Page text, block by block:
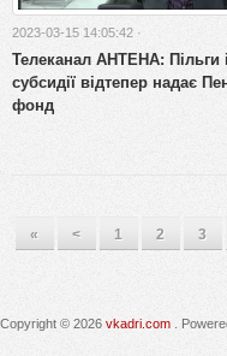
2023-03-15 14:05:42 ·
Телеканал АНТЕНА: Пільги і
субсидії відтепер надає
фонд
« < 1 2 3
Copyright © 2026 vkadri.com .